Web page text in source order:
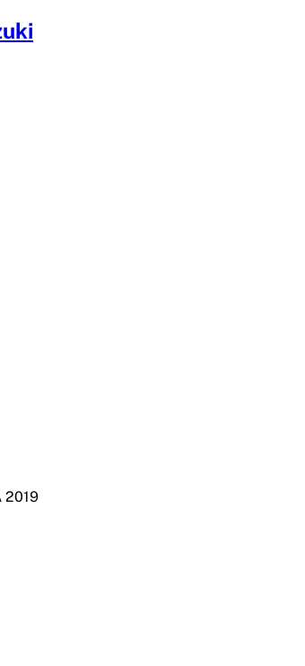
2019